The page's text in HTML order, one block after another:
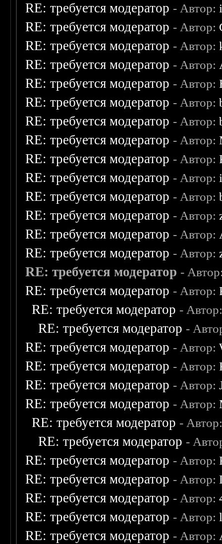
RE: требуется модератор - Автор:
RE: требуется модератор - Автор:
RE: требуется модератор - Автор:
RE: требуется модератор - Автор:
RE: требуется модератор - Автор:
RE: требуется модератор - Автор:
RE: требуется модератор - Автор:
RE: требуется модератор - Автор:
RE: требуется модератор - Автор:
RE: требуется модератор - Автор:
RE: требуется модератор - Автор:
RE: требуется модератор - Автор:
RE: требуется модератор - Автор:
RE: требуется модератор - Автор:
RE: требуется модератор -
RE: требуется модератор - Автор:
RE: требуется модератор -
RE: требуется модератор -
RE: требуется модератор - Автор:
RE: требуется модератор - Автор:
RE: требуется модератор - Автор:
RE: требуется модератор - Автор:
RE: требуется модератор -
RE: требуется модератор -
RE: требуется модератор - Автор:
RE: требуется модератор - Автор:
RE: требуется модератор - Автор:
RE: требуется модератор - Автор:
RE: требуется модератор - Автор: